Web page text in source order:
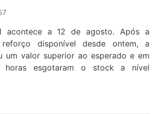
acontece a 12 de agosto. Após a
disponível desde ontem, a
um valor superior ao esperado e em
horas esgotaram o stock a nível